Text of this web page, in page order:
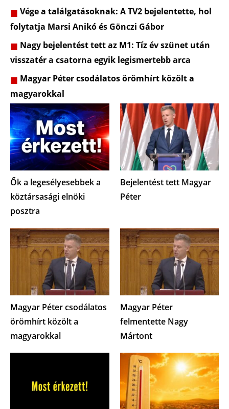
Vége a találgatásoknak: A TV2 bejelentette, hol
folytatja Marsi Anikó és Gönczi Gábor
Nagy bejelentést tett az M1: Tíz év szünet után
visszatér a csatorna egyik legismertebb arca
Magyar Péter csodálatos örömhírt közölt a
magyarokkal
Ők a legesélyesebbek a
köztársasági elnöki
posztra
Bejelentést tett Magyar
Péter
Magyar Péter csodálatos
örömhírt közölt a
magyarokkal
Magyar Péter
felmentette Nagy
Mártont